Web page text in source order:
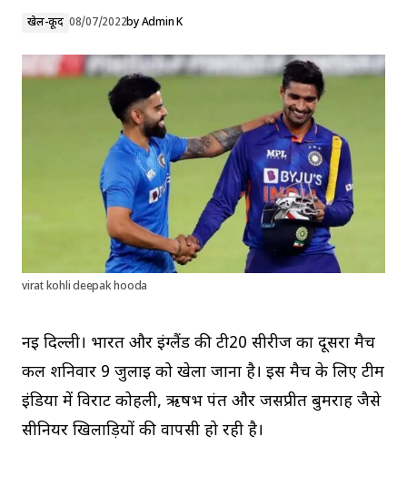
खेल-कूद 08/07/2022byAdmin K
virat kohli deepak hooda
नई दिल्ली। भारत और इंग्लैंड की टी20 सीरीज का दूसरा मैच
कल शनिवार 9 जुलाई को खेला जाना है। इस मैच के लिए टीम
इंडिया में विराट कोहली, ऋषभ पंत और जसप्रीत बुमराह जैसे
सीनियर खिलाड़ियों की वापसी हो रही है।